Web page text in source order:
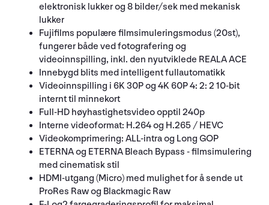
elektronisk lukker og 8 bilder/sek med mekanisk
lukker
Fujifilms populære filmsimuleringsmodus (20st),
fungerer både ved fotografering og
videoinnspilling, inkl. den nyutviklede REALA ACE
Innebygd blits med intelligent fullautomatikk
Videoinnspilling i 6K 30P og 4K 60P 4: 2: 2 10-bit
internt til minnekort
Full-HD høyhastighetsvideo opptil 240p
Interne videoformat: H.264 og H.265 / HEVC
Videokomprimering: ALL-intra og Long GOP
ETERNA og ETERNA Bleach Bypass - filmsimulering
med cinematisk stil
HDMI-utgang (Micro) med mulighet for å sende ut
ProRes Raw og Blackmagic Raw